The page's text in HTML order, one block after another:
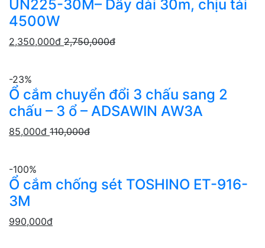
UN225-30M– Dây dài 30m, chịu tải
4500W
2,350,000đ 2,750,000đ
-23%
Ổ cắm chuyển đổi 3 chấu sang 2
chấu – 3 ổ – ADSAWIN AW3A
85,000đ 110,000đ
-100%
Ổ cắm chống sét TOSHINO ET-916-
3M
990,000đ